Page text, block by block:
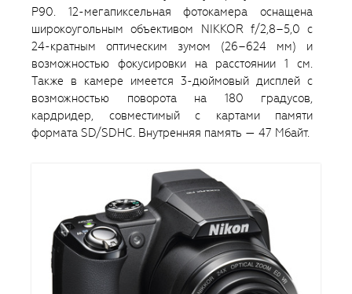
P90. 12-мегапиксельная фотокамера оснащена
широкоугольным объективом NIKKOR f/2,8–5,0 с
24-кратным оптическим зумом (26–624 мм) и
возможностью фокусировки на расстоянии 1 см.
Также в камере имеется 3-дюймовый дисплей с
возможностью поворота на 180 градусов,
кардридер, совместимый с картами памяти
формата SD/SDHC. Внутренняя память — 47 Мбайт.